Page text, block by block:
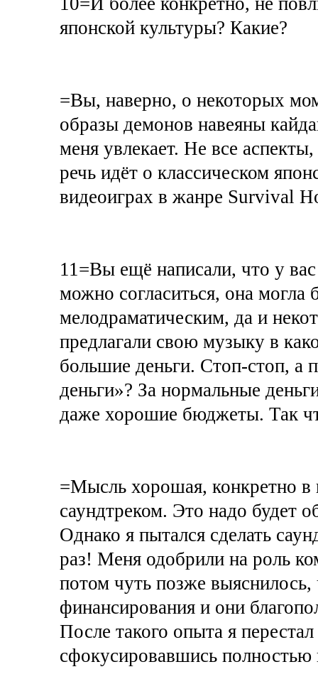
японской культуры? Какие?
=Вы, наверно, о некоторых
образы демонов навеяны
меня увлекает. Не все
речь идёт о классическом
видеоиграх в жанре Survival
11=Вы ещё написали, что у
можно согласиться, она
мелодраматическим, да и
предлагали свою музыку в
большие деньги. Стоп-стоп, а
деньги»? За нормальные
даже хорошие бюджеты. Так
=Мысль хорошая, конкретно в
саундтреком. Это надо будет
Однако я пытался сделать
раз! Меня одобрили на роль
потом чуть позже выяснилось,
финансирования и они
После такого опыта я
сфокусировавшись